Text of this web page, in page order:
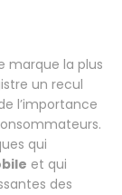
marque la plus
un recul
l’importance
qui
et qui
des